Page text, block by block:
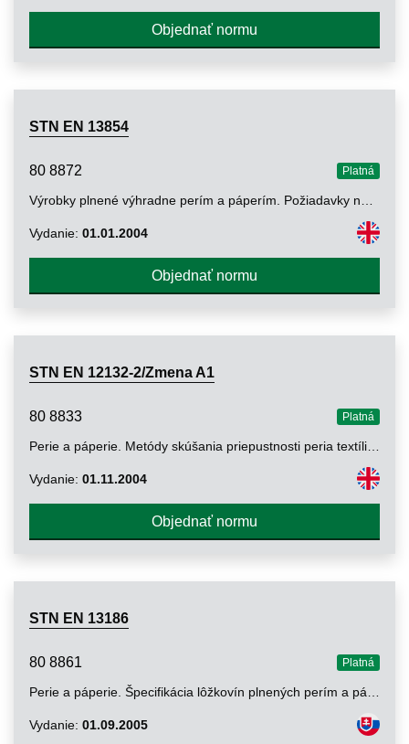
Objednať normu
STN EN 13854
80 8872 Platná
Vydanie: 01.01.2004
Objednať normu
STN EN 12132-2/Zmena A1
80 8833 Platná
Vydanie: 01.11.2004
Objednať normu
STN EN 13186
80 8861 Platná
Vydanie: 01.09.2005